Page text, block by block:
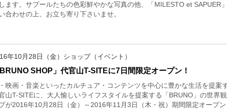
ます。サプールたちの色彩鮮やかな写真の他、「MILESTO et SAPUER
合わせの上、お立ち寄り下さいませ。
年10月28日（金）ショップ（イベント）
BRUNO SHOP」代官山T-SITEに7日間限定オープン！
映画・音楽といったカルチュア・コンテンツを中心に豊かな生活を提案
山T-SITEに、大人愉しいライフスタイルを提案する「BRUNO」の世界
が2016年10月28日（金）～2016年11月3日（木・祝）期間限定オープン